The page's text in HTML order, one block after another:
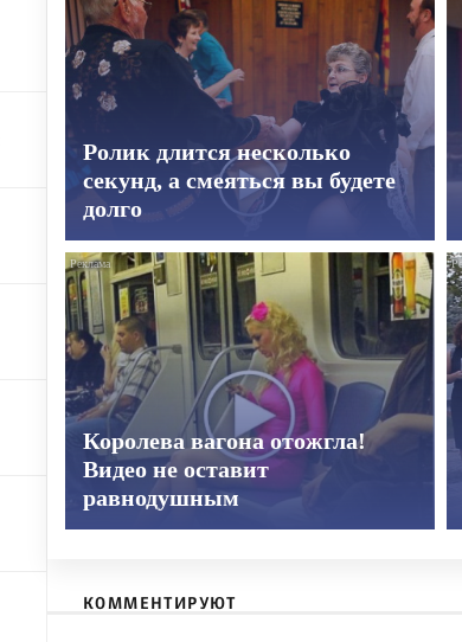
Ролик длится несколько
секунд, а смеяться вы будете
долго
Королева вагона отожгла!
Видео не оставит
равнодушным
КОММЕНТИРУЮТ